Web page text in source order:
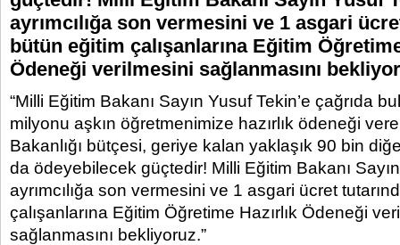
ayrımcılığa son vermesini ve 1 asgari
bütün eğitim çalışanlarına Eğitim
Ödeneği verilmesini sağlanmasını
“Milli Eğitim Bakanı Sayın Yusuf Tekin’e çağrıda
milyonu aşkın öğretmenimize hazırlık ödeneği
Bakanlığı bütçesi, geriye kalan yaklaşık 90 bin
da ödeyebilecek güçtedir! Milli Eğitim Bakanı
ayrımcılığa son vermesini ve 1 asgari ücret
çalışanlarına Eğitim Öğretime Hazırlık Ödeneği
sağlanmasını bekliyoruz.”